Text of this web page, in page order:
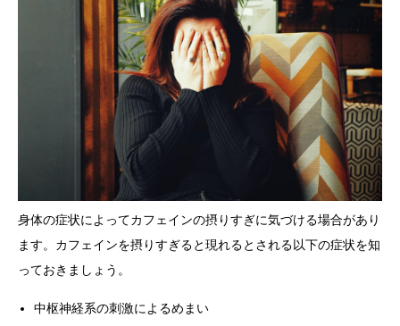
身体の症状によってカフェインの摂りすぎに気づける場合があり
ます。カフェインを摂りすぎると現れるとされる以下の症状を知
っておきましょう。
中枢神経系の刺激によるめまい